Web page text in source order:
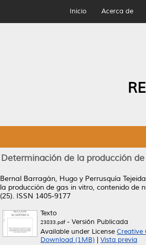
Inicio Acerca de
Determinación de la producción
Bernal Barragán, Hugo y Perrusquía
la producción de gas in vitro, contenido de
(25). ISSN 1405-9177
Texto
23833.pdf- Versión Publicada
Available under License Creative
Download (1MB)
Vista previa